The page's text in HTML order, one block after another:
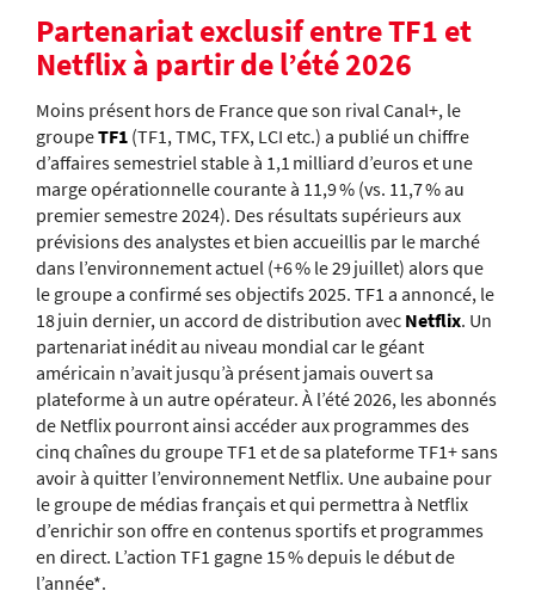
Partenariat exclusif entre TF1 et
Netflix à partir de l’été 2026
Moins présent hors de France que son rival Canal+, le
groupeTF1 (TF1, TMC, TFX, LCI etc.) a publié un chiffre
d’affaires semestriel stable à 1,1 milliard d’euros et une
marge opérationnelle courante à 11,9 % (vs. 11,7 % au
premier semestre 2024). Des résultats supérieurs aux
prévisions des analystes et bien accueillis par le marché
dans l’environnement actuel (+6 % le 29 juillet) alors que
le groupe a confirmé ses objectifs 2025. TF1 a annoncé, le
18 juin dernier, un accord de distribution avec Netflix. Un
partenariat inédit au niveau mondial car le géant
américain n’avait jusqu’à présent jamais ouvert sa
plateforme à un autre opérateur. À l’été 2026, les abonnés
de Netflix pourront ainsi accéder aux programmes des
cinq chaînes du groupe TF1 et de sa plateforme TF1+ sans
avoir à quitter l’environnement Netflix. Une aubaine pour
le groupe de médias français et qui permettra à Netflix
d’enrichir son offre en contenus sportifs et programmes
en direct. L’action TF1 gagne 15 % depuis le début de
l’année*.